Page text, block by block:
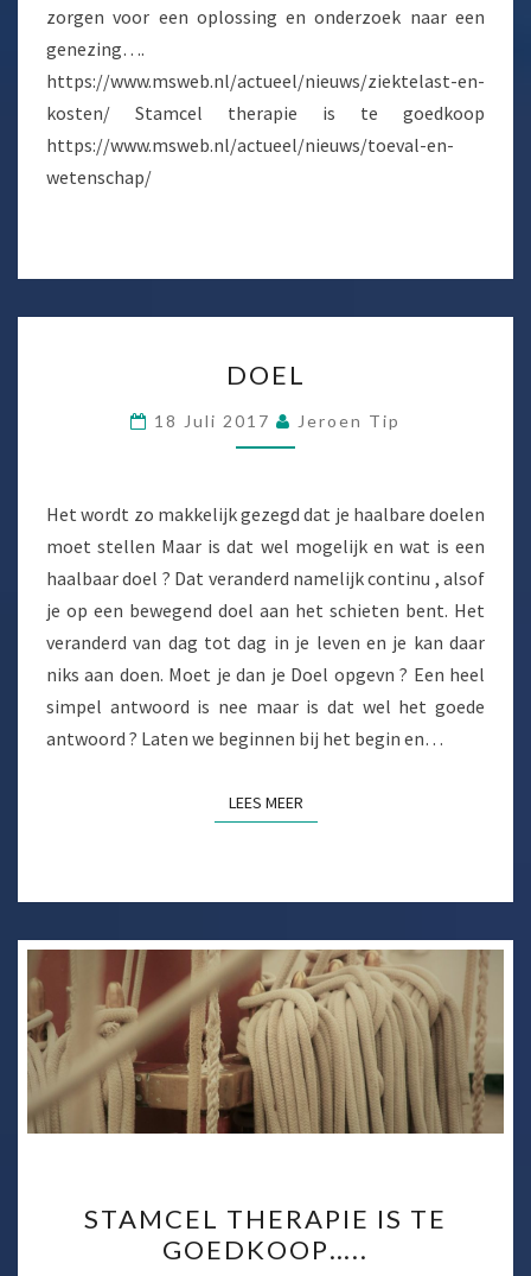
zorgen voor een oplossing en onderzoek naar een
genezing….
https://www.msweb.nl/actueel/nieuws/ziektelast-en-
kosten/ Stamcel therapie is te goedkoop
https://www.msweb.nl/actueel/nieuws/toeval-en-
wetenschap/
DOEL
18 Juli 2017 Jeroen Tip
Het wordt zo makkelijk gezegd dat je haalbare doelen
moet stellen Maar is dat wel mogelijk en wat is een
haalbaar doel ? Dat veranderd namelijk continu , alsof
je op een bewegend doel aan het schieten bent. Het
veranderd van dag tot dag in je leven en je kan daar
niks aan doen. Moet je dan je Doel opgevn ? Een heel
simpel antwoord is nee maar is dat wel het goede
antwoord ? Laten we beginnen bij het begin en…
LEES MEERLEES MEER
THERAPIE
IS
STAMCEL THERAPIE IS TE
GOEDKOOP…..